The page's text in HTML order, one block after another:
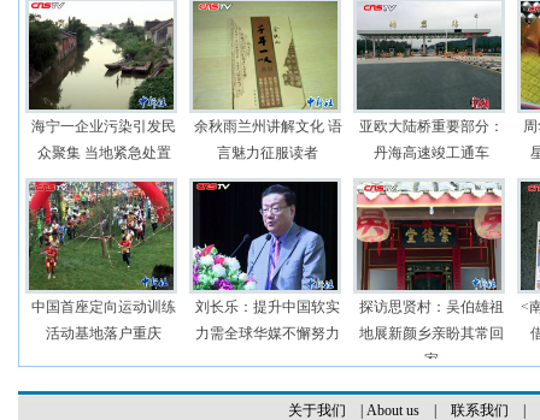
海宁一企业污染引发民
众聚集 当地紧急处置
余秋雨兰州讲解文化 语
言魅力征服读者
亚欧大陆桥重要部分：
丹海高速竣工通车
中国首座定向运动训练
活动基地落户重庆
刘长乐：提升中国软实
力需全球华媒不懈努力
探访思贤村：吴伯雄祖
地展新颜乡亲盼其常回
家
<
关于我们 About us| 联系我们